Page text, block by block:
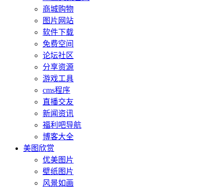
商城购物
图片网站
软件下载
免费空间
论坛社区
分享资源
游戏工具
cms程序
直播交友
新闻资讯
福利吧导航
博客大全
美图欣赏
优美图片
壁纸图片
风景如画